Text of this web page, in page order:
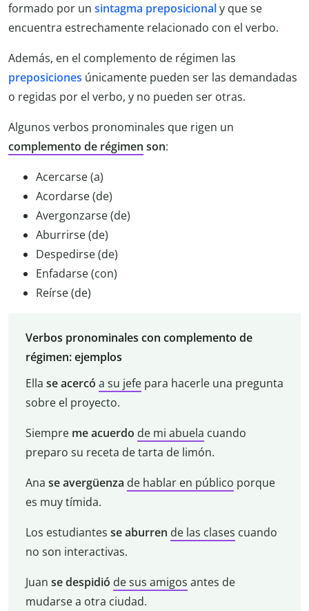
formado por un sintagma preposicionaly que se
encuentra estrechamente relacionado con el verbo.
Además, en el complemento de régimen las
preposiciones únicamente pueden ser las demandadas
o regidas por el verbo, y no pueden ser otras.
Algunos verbos pronominales que rigen un
complemento de régimen son:
Acercarse (a)
Acordarse (de)
Avergonzarse (de)
Aburrirse (de)
Despedirse (de)
Enfadarse (con)
Reírse (de)
Verbos pronominales con complemento de
régimen: ejemplos
Ella se acercó a su jefepara hacerle una pregunta
sobre el proyecto.
Siempre me acuerdo de mi abuela cuando
preparo su receta de tarta de limón.
Ana se avergüenza de hablar en público porque
es muy tímida.
Los estudiantes se aburren de las clases cuando
no son interactivas.
Juan se despidió de sus amigos antes de
mudarse a otra ciudad.